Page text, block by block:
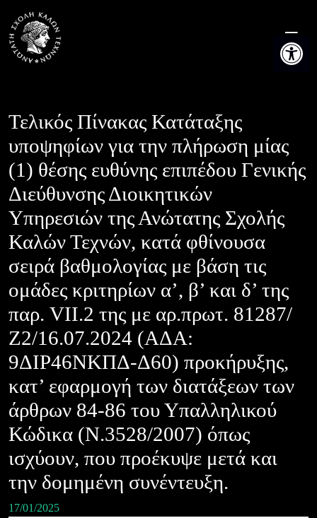
Ανοίξτε
content
Τελικός Πίνακας Κατάταξης
υποψηφίων για την πλήρωση μίας
(1) θέσης ευθύνης επιπέδου Γενικής
Διεύθυνσης Διοικητικών
Υπηρεσιών της Ανώτατης Σχολής
Καλών Τεχνών, κατά φθίνουσα
σειρά βαθμολογίας με βάση τις
ομάδες κριτηρίων α’, β’ και δ’ της
παρ. VII.2 της με αρ.πρωτ. 81287/
Ζ2/16.07.2024 (ΑΔΑ:
9ΔΙΡ46ΝΚΠΔ-Δ60) προκήρυξης,
κατ’ εφαρμογή των διατάξεων των
άρθρων 84-86 του Υπαλληλικού
Κώδικα (Ν.3528/2007) όπως
ισχύουν, που προέκυψε μετά και
την δομημένη συνέντευξη.
17/01/2025